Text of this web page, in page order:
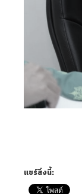
แชร์สิ่งนี้: